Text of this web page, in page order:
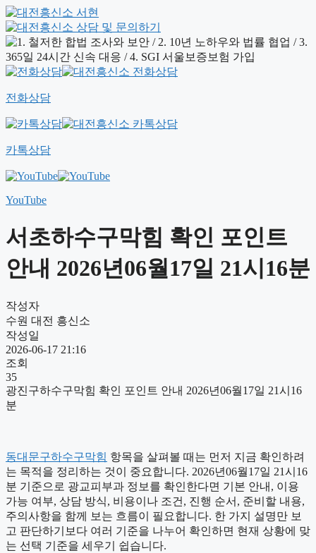
전화상담
카톡상담
YouTube
서초하수구막힘 확인 포인트
안내 2026년06월17일 21시16분
작성자
수원 대전 흥신소
작성일
2026-06-17 21:16
조회
35
광진구하수구막힘 확인 포인트 안내 2026년06월17일 21시16
분
동대문구하수구막힘 항목을 살펴볼 때는 먼저 지금 확인하려
는 목적을 정리하는 것이 중요합니다. 2026년06월17일 21시16
분 기준으로 광교피부과 정보를 확인한다면 기본 안내, 이용
가능 여부, 상담 방식, 비용이나 조건, 진행 순서, 준비할 내용,
주의사항을 함께 보는 흐름이 필요합니다. 한 가지 설명만 보
고 판단하기보다 여러 기준을 나누어 확인하면 현재 상황에 맞
는 선택 기준을 세우기 쉽습니다.